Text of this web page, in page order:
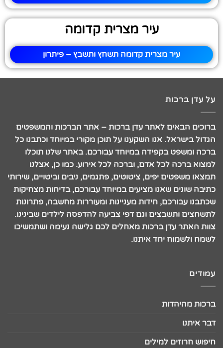
עיר מצרית קדומה
עיר מצרית קדומה תשחץ ותשבץ – פיתרון
על עדן ברכות
ברוכים הבאים לאתר עדן ברכות – אתר הברכות והמשפטים
הגדול בישראל. אנו השקענו על תוכן מקורי במיוחד וכתבנו כל
ברכה ומשפט בקפידה במיוחד עבורכם. באתר שלנו תוכלו
למצוא ברכה לכל אדם, וברכה לכל אירוע. כמו כן, אצלנו
תמצאו משפטים יפים, ציטוטים, פתגמים, ניבים וביטויים, שירותי
כתיבה שונים שאנו מציעים במיוחד עבורכם, בדיחות מצחיקות
שכתבנו עבורכם, חידות מעניינות ומעוררות מחשבה, פתרונות
לתשחצים ותשבצים וגם דפי צביעה להדפסה לילדים שבינינו.
צוות האתר עדן ברכות מאחלים לכם גלישה נעימה ושתמשיכו
לשמח ולשמוח יחד איתנו.
עמודים
ברכות מהיהדות
דבר איתנו
חיפוש חרוזים למילים